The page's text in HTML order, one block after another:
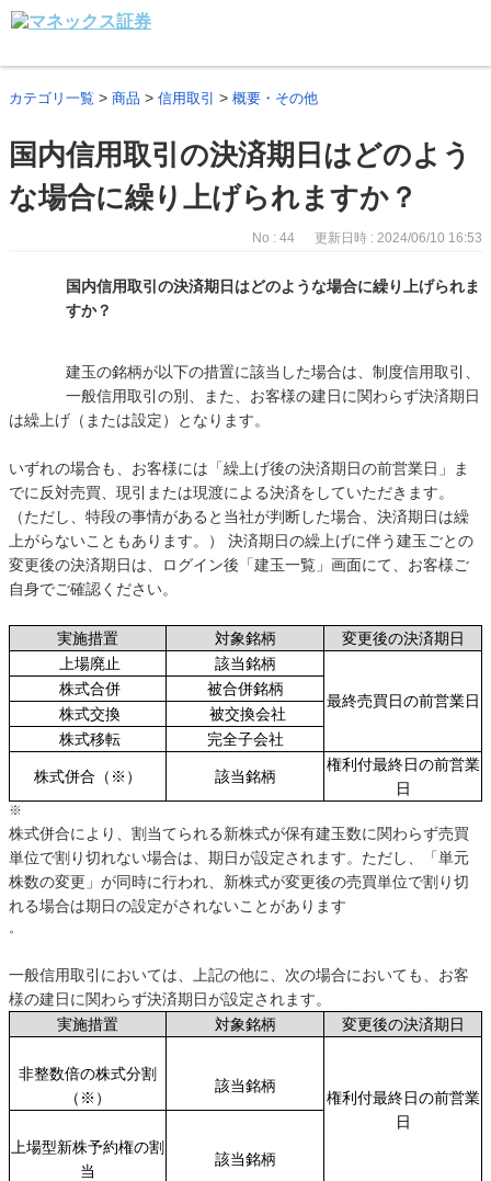
カテゴリ一覧 > 商品 > 信用取引 > 概要・その他
国内信用取引の決済期日はどのよう
な場合に繰り上げられますか？
No : 44 更新日時 : 2024/06/10 16:53
国内信用取引の決済期日はどのような場合に繰り上げられま
すか？
建玉の銘柄が以下の措置に該当した場合は、制度信用取引、
一般信用取引の別、また、お客様の建日に関わらず決済期日
は繰上げ（または設定）となります。
いずれの場合も、お客様には「繰上げ後の決済期日の前営業日」ま
でに反対売買、現引または現渡による決済をしていただきます。
（ただし、特段の事情があると当社が判断した場合、決済期日は繰
上がらないこともあります。） 決済期日の繰上げに伴う建玉ごとの
変更後の決済期日は、ログイン後「建玉一覧」画面にて、お客様ご
自身でご確認ください。
実施措置 対象銘柄
変更後の決済期日
上場廃止
該当銘柄
最終売買日の前営業日
株式合併
被合併銘柄
株式交換
被交換会社
株式移転
完全子会社
株式併合（※） 該当銘柄
権利付最終日の前営業
日
※
株式併合により、割当てられる新株式が保有建玉数に関わらず売買
単位で割り切れない場合は、期日が設定されます。ただし、「単元
株数の変更」が同時に行われ、新株式が変更後の売買単位で割り切
れる場合は期日の設定がされないことがあります
。
一般信用取引においては、上記の他に、次の場合においても、お客
様の建日に関わらず決済期日が設定されます。
実施措置
対象銘柄 変更後の決済期日
非整数倍の株式分割
（※）
該当銘柄
権利付最終日の前営業
日
上場型新株予約権の割
当
該当銘柄